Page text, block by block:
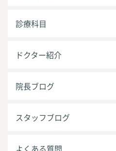
診療科目
ドクター紹介
院長ブログ
スタッフブログ
よくある質問